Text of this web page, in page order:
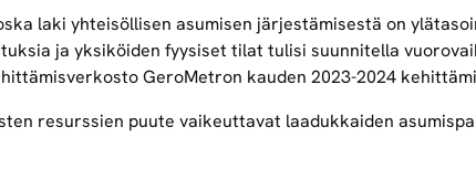
laki yhteisöllisen asumisen järjestämisestä on
ja yksiköiden fyysiset tilat tulisi suunnitella
GeroMetron kauden 2023-2024
resurssien puute vaikeuttavat laadukkaiden